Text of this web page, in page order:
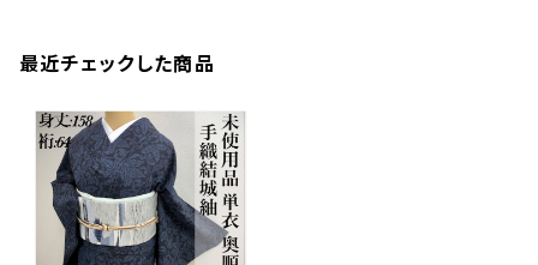
最近チェックした商品